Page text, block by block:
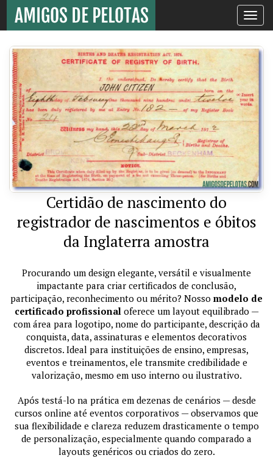
Toggle
Certidão de nascimento do
registrador de nascimentos e óbitos
da Inglaterra amostra
Procurando um design elegante, versátil e visualmente
impactante para criar certificados de conclusão,
participação, reconhecimento ou mérito? Nosso modelo de
certificado profissional oferece um layout equilibrado —
com área para logotipo, nome do participante, descrição da
conquista, data, assinaturas e elementos decorativos
discretos. Ideal para instituições de ensino, empresas,
eventos e treinamentos, ele transmite credibilidade e
valorização, mesmo em uso interno ou ilustrativo.
Após testá-lo na prática em dezenas de cenários — desde
cursos online até eventos corporativos — observamos que
sua flexibilidade e clareza reduzem drasticamente o tempo
de personalização, especialmente quando comparado a
layouts genéricos ou criados do zero.